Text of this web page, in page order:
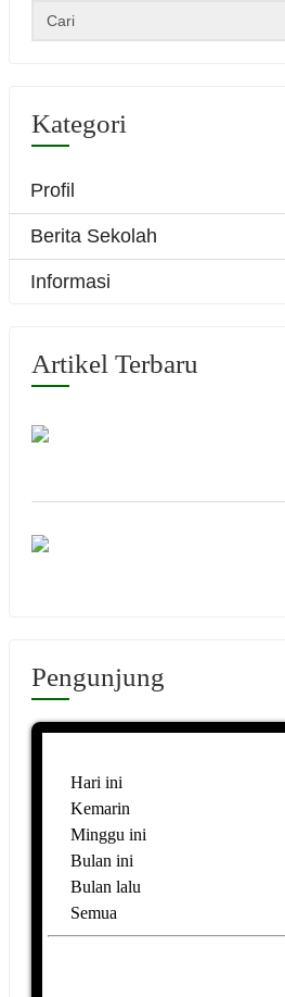
Kategori
Profil
Berita Sekolah
Informasi
Artikel Terbaru
Pengunjung
Hari ini
Kemarin
Minggu ini
Bulan ini
Bulan lalu
Semua